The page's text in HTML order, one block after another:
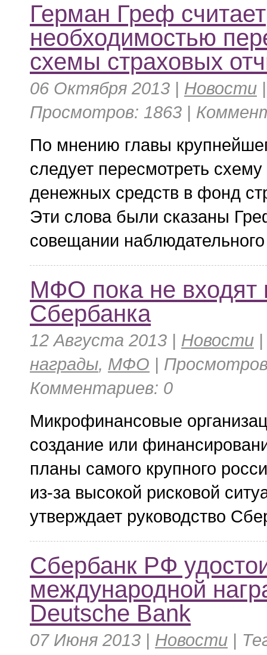
Герман Греф считает
необходимостью
схемы страховых
06 Октября 2013 | Новости
Просмотров: 1863 |
По мнению главы
следует пересмотреть
денежных средств в фонд
Эти слова были сказаны
совещании
МФО пока не входят
Сбербанка
12 Августа 2013 | Новости
награды, МФО |
Комментариев: 0
Микрофинансовые
создание или
планы самого крупного
из-за высокой рисковой
утверждает руководство
Сбербанк РФ
международной
Deutsche Bank
07 Июня 2013 | Новости |